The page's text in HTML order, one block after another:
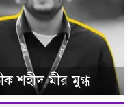
শহীদ মীর মুগ্ধ